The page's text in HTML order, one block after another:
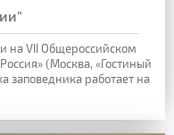
на VII Общероссийском
(Москва, «Гостиный
заповедника работает на